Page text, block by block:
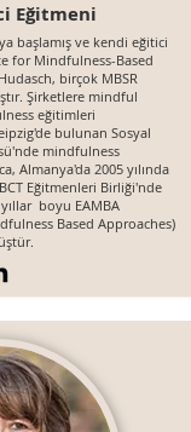
Eğitmeni
başlamış ve kendi eğitici
for Mindfulness-Based
birçok MBSR
Şirketlere mindful
eğitimleri
bulunan Sosyal
mindfulness
Almanya'da 2005 yılında
Eğitmenleri Birliği'nde
boyu EAMBA
Based Approaches)